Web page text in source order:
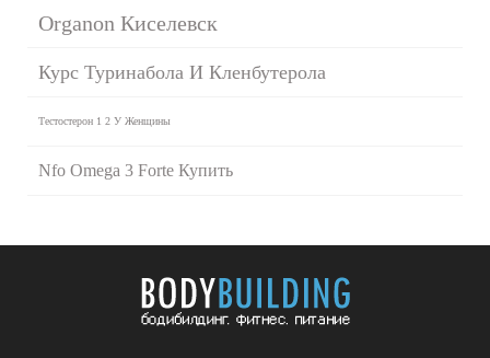
Organon Киселевск
Курс Туринабола И Кленбутерола
Тестостерон 1 2 У Женщины
Nfo Omega 3 Forte Купить